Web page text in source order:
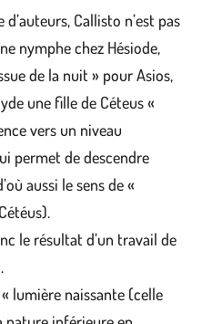
Callisto n’est pas
nymphe chez Hésiode,
de la nuit » pour Asios,
une fille de Céteus «
vers un niveau
permet de descendre
aussi le sens de «
le résultat d’un travail de
lumière naissante (celle